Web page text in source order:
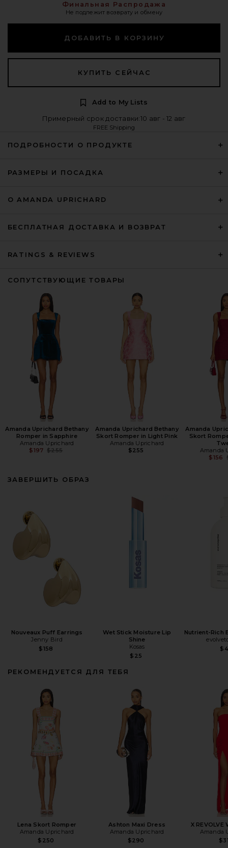
Финальная Распродажа
Не подлежит возврату и обмену
ДОБАВИТЬ В КОРЗИНУ
КУПИТЬ СЕЙЧАС
Add to My Lists
Примерный срок доставки:10 авг - 12 авг
FREE Shipping
ПОДРОБНОСТИ О ПРОДУКТЕ
РАЗМЕРЫ И ПОСАДКА
О AMANDA UPRICHARD
БЕСПЛАТНАЯ ДОСТАВКА И ВОЗВРАТ
RATINGS & REVIEWS
СОПУТСТВУЮЩИЕ ТОВАРЫ
Amanda Uprichard Bethany
Romper in Sapphire
Amanda Uprichard
$197 Previous price:
$255
Amanda Uprichard Bethany
Skort Romper in Light Pink
Amanda Uprichard
$255
Amanda
Skort
Amanda
$156
ЗАВЕРШИТЬ ОБРАЗ
Nouveaux Puff Earrings
Jenny Bird
$158
Wet Stick Moisture Lip
Shine
Kosas
$25
Nutrient-Rich
РЕКОМЕНДУЕТСЯ ДЛЯ ТЕБЯ
Lena Skort Romper
Amanda Uprichard
$250
Ashton Maxi Dress
Amanda Uprichard
$290
X
Amanda